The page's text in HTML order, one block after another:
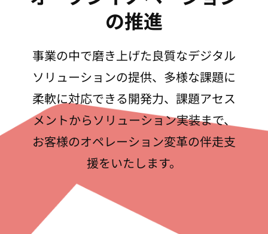
の推進
事業の中で磨き上げた良質なデジタル
ソリューションの提供、多様な課題に
柔軟に対応できる開発力、課題アセス
メントからソリューション実装まで、
お客様のオペレーション変革の伴走支
援をいたします。